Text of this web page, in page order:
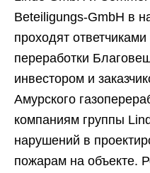
Beteiligungs-GmbH в
проходят
переработки
инвестором и
Амурского
компаниям группы
нарушений в
пожарам на объекте.